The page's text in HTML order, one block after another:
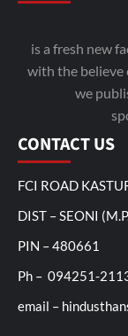
is a fresh new
with the believe
we
CONTACT US
FCI ROAD
DIST – SEONI
PIN – 480661
Ph – 094251-
email –